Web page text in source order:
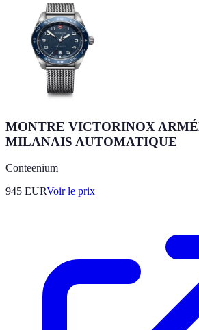
MONTRE VICTORINOX
MILANAIS AUTOMATIQUE
Conteenium
945 EURVoir le prix